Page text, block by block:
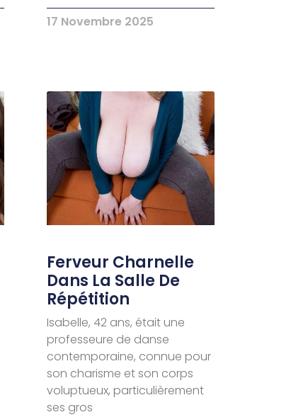
17 Novembre 2025
Ferveur Charnelle
Dans La Salle De
Répétition
Isabelle, 42 ans, était une
professeure de danse
contemporaine, connue pour
son charisme et son corps
voluptueux, particulièrement
ses gros